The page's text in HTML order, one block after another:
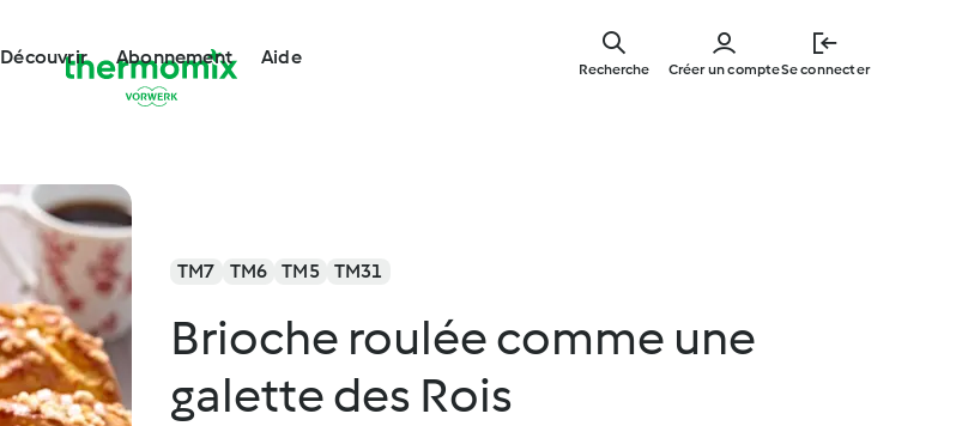
main
Découvrir Abonnement Aide
Créer un compteSe connecter
Recherche
TM7 TM6 TM5 TM31
Brioche roulée comme une
galette des Rois